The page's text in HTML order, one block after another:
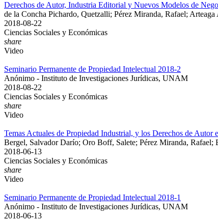
Derechos de Autor, Industria Editorial y Nuevos Modelos de
de la Concha Pichardo, Quetzalli; Pérez Miranda, Rafael;
2018-08-22
Ciencias Sociales y Económicas
share
Video
Seminario Permanente de Propiedad Intelectual 2018-2
Anónimo - Instituto de Investigaciones Jurídicas, UNAM
2018-08-22
Ciencias Sociales y Económicas
share
Video
Temas Actuales de Propiedad Industrial, y los Derechos de Autor
Bergel, Salvador Darío; Oro Boff, Salete; Pérez Miranda,
2018-06-13
Ciencias Sociales y Económicas
share
Video
Seminario Permanente de Propiedad Intelectual 2018-1
Anónimo - Instituto de Investigaciones Jurídicas, UNAM
2018-06-13